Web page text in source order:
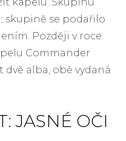
skupině se podařilo
Později v roce
Commander
dvě alba, obě vydaná
JASNÉ OČI